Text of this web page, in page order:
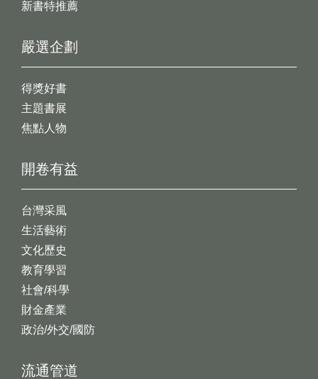
新書特推薦
開卷有益
台灣采風
生活藝術
文化歷史
教育學習
社會/科學
財金產業
政治/外交/國防
嚴選企劃
得獎好書
主題書展
焦點人物
流通管道